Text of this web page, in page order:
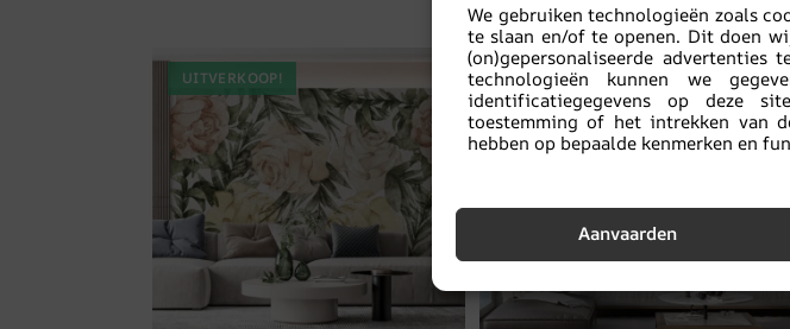
We gebruiken technologieën zoals
te slaan en/of te openen. Dit doen
(on)gepersonaliseerde
technologieën kunnen we
identificatiegegevens op deze
toestemming of het intrekken van
hebben op bepaalde kenmerken en
Aanvaarden
UITVERKOOP! UITVERKOOP!